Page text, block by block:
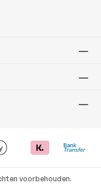
voorbehouden.